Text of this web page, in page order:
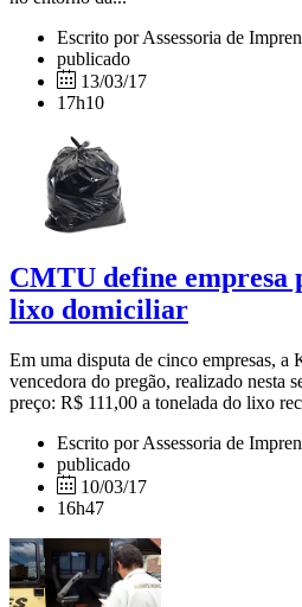
Escrito por Assessoria de
publicado
13/03/17
17h10
CMTU define empresa
lixo domiciliar
Em uma disputa de cinco empresas,
vencedora do pregão, realizado nesta
preço: R$ 111,00 a tonelada do lixo
Escrito por Assessoria de
publicado
10/03/17
16h47